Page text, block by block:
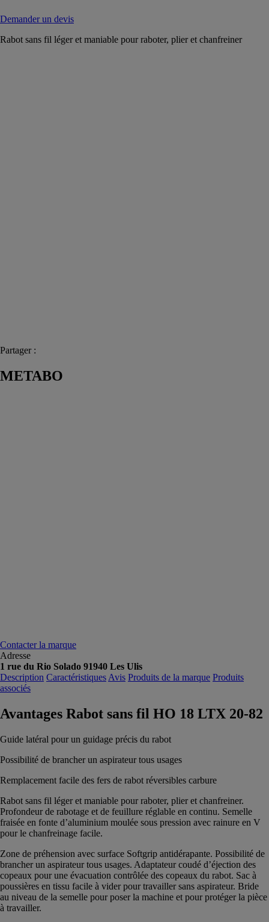
Demander un devis
Rabot sans fil léger et maniable pour raboter, plier et chanfreiner
Partager :
METABO
Contacter la marque
Adresse
1 rue du Rio Solado 91940 Les Ulis
Description Caractéristiques Avis Produits de la marque Produits
associés
Avantages Rabot sans fil HO 18 LTX 20-82
Guide latéral pour un guidage précis du rabot
Possibilité de brancher un aspirateur tous usages
Remplacement facile des fers de rabot réversibles carbure
Rabot sans fil léger et maniable pour raboter, plier et chanfreiner.
Profondeur de rabotage et de feuillure réglable en continu. Semelle
fraisée en fonte d’aluminium moulée sous pression avec rainure en V
pour le chanfreinage facile.
Zone de préhension avec surface Softgrip antidérapante. Possibilité de
brancher un aspirateur tous usages. Adaptateur coudé d’éjection des
copeaux pour une évacuation contrôlée des copeaux du rabot. Sac à
poussières en tissu facile à vider pour travailler sans aspirateur. Bride
au niveau de la semelle pour poser la machine et pour protéger la pièce
à travailler.